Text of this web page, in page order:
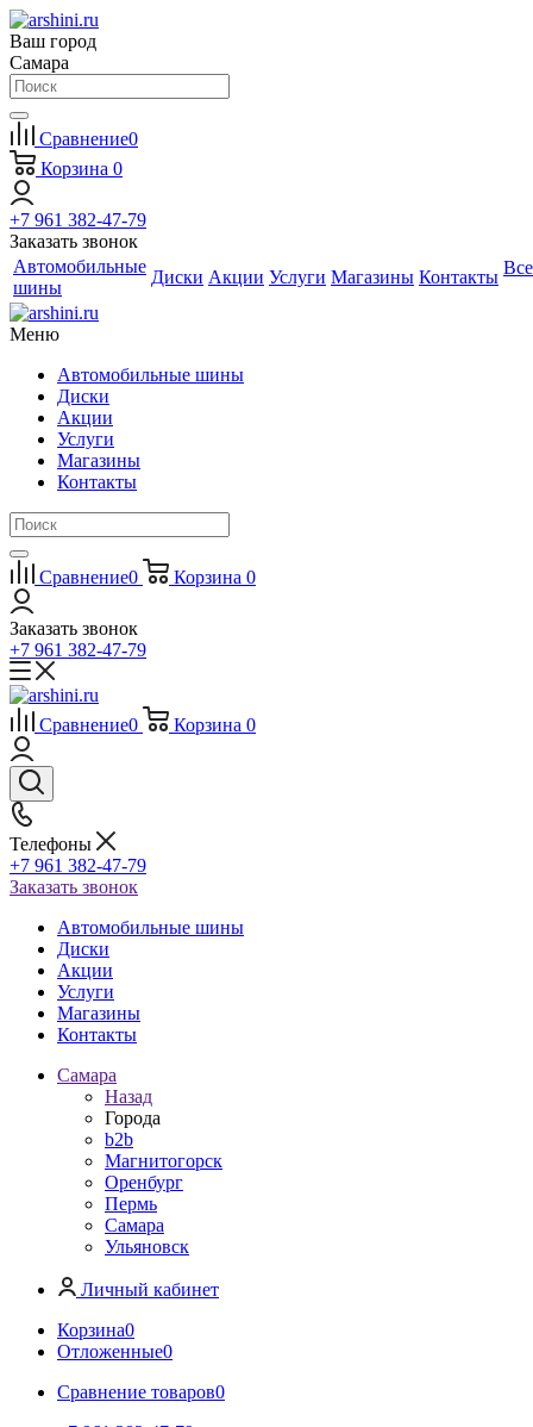
Ваш город
Самара
Сравнение0
Корзина 0
+7 961 382-47-79
Заказать звонок
Автомобильные
шины
Диски Акции Услуги Магазины Контакты Все
Меню
Автомобильные шины
Диски
Акции
Услуги
Магазины
Контакты
Сравнение0 Корзина 0
Заказать звонок
+7 961 382-47-79
Сравнение0 Корзина 0
Телефоны
+7 961 382-47-79
Заказать звонок
Автомобильные шины
Диски
Акции
Услуги
Магазины
Контакты
Самара
Назад
Города
b2b
Магнитогорск
Оренбург
Пермь
Самара
Ульяновск
Личный кабинет
Корзина0
Отложенные0
Сравнение товаров0